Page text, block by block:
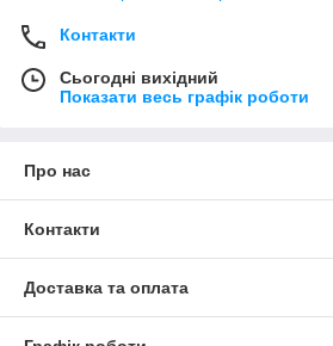
Контакти
Сьогодні вихідний
Показати весь графік роботи
Про нас
Контакти
Доставка та оплата